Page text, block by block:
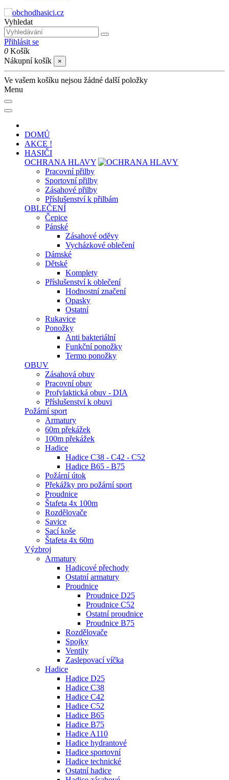
Vyhledat
Přihlásit se
0 Košík
Nákupní košík
×
Ve vašem košíku nejsou žádné další položky
Menu
DOMŮ
AKCE !
HASIČI
OCHRANA HLAVY
Pracovní přilby
Sportovní přilby
Zásahové přilby
Příslušenství k přilbám
OBLEČENÍ
Čepice
Pánské
Zásahové oděvy
Vycházkové oblečení
Dámské
Dětské
Komplety
Příslušenství k oblečení
Hodnostní značení
Opasky
Ostatní
Rukavice
Ponožky
Anti bakteriální
Funkční ponožky
Termo ponožky
OBUV
Zásahová obuv
Pracovní obuv
Profylaktická obuv - DIA
Příslušenství k obuvi
Požární sport
Armatury
60m překážek
100m překážek
Hadice
Hadice C38 - C42 - C52
Hadice B65 - B75
Požární útok
Překážky pro požární sport
Proudnice
Štafeta 4x 100m
Rozdělovače
Savice
Sací koše
Štafeta 4x 60m
Výzbroj
Armatury
Hadicové přechody
Ostatní armatury
Proudnice
Proudnice D25
Proudnice C52
Ostatní proudnice
Proudnice B75
Rozdělovače
Spojky
Ventily
Zaslepovací víčka
Hadice
Hadice D25
Hadice C38
Hadice C42
Hadice C52
Hadice B65
Hadice B75
Hadice A110
Hadice hydrantové
Hadice sportovní
Hadice technické
Ostatní hadice